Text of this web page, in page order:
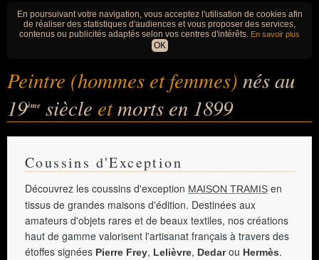
En poursuivant votre navigation, vous acceptez l'utilisation de cookies afin
de réaliser des statistiques d'audiences et vous proposer des services,
contenus ou publicités adaptés selon vos centres d'intérêts. En savoir plus
OK
Peintre (hommes et femmes) nés au
19ème siècle etmorts en 1899
Coussins d'Exception
Découvrez les coussins d'exception MAISON TRAMIS en
tissus de grandes maisons d'édition. Destinées aux
amateurs d'objets rares et de beaux textiles, nos créations
haut de gamme valorisent l'artisanat français à travers des
étoffes signées Pierre Frey, Lelièvre, Dedarou Hermès.